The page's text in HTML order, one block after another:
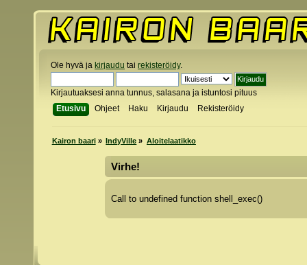
Ole hyvä ja kirjaudu tai rekisteröidy.
Kirjautuaksesi anna tunnus, salasana ja istuntosi pituus
Etusivu
Ohjeet Haku Kirjaudu Rekisteröidy
Kairon baari» IndyVille » Aloitelaatikko
Virhe!
Call to undefined function shell_exec()